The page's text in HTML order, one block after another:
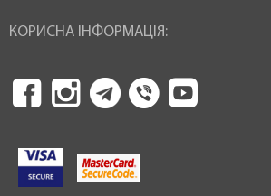
КОРИСНА ІНФОРМАЦІЯ: